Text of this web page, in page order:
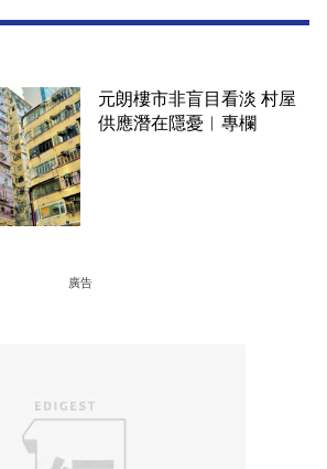
元朗樓市非盲目看淡 村屋
供應潛在隱憂︳專欄
廣告